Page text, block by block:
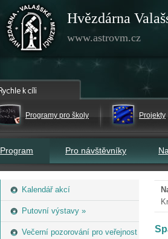
Hvězdárna
www.astrovm.cz
Programy pro školy Projekty
Program Pro návštěvníky
Kalendář akcí
Putovní výstavy »
Večerní pozorování pro veřejnost